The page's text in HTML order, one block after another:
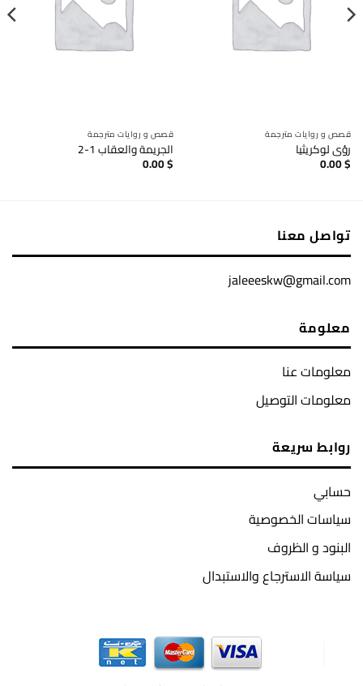
قصص و روايات مترجمة
رؤى لوكريثيا
0.00$
قصص و روايات مترجمة
الجريمة والعقاب 1-2
0.00$
تواصل معنا
jaleeeskw@gmail.com
معلومة
معلومات عنا
معلومات التوصيل
روابط سريعة
حسابي
سياسات الخصوصية
البنود و الظروف
سياسة الاسترجاع والاستبدال